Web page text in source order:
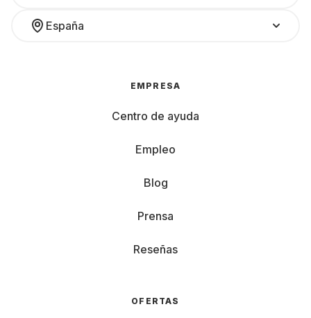
España
EMPRESA
Centro de ayuda
Empleo
Blog
Prensa
Reseñas
OFERTAS